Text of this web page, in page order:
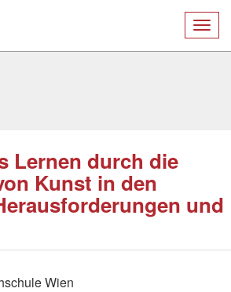
Lernen durch die
Kunst in den
und
Wien